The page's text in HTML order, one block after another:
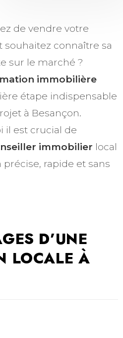
de vendre votre
souhaitez connaître sa
sur le marché ?
immobilière
étape indispensable
à Besançon.
il est crucial de
immobilier local
rapide et sans
D’UNE
LOCALE À